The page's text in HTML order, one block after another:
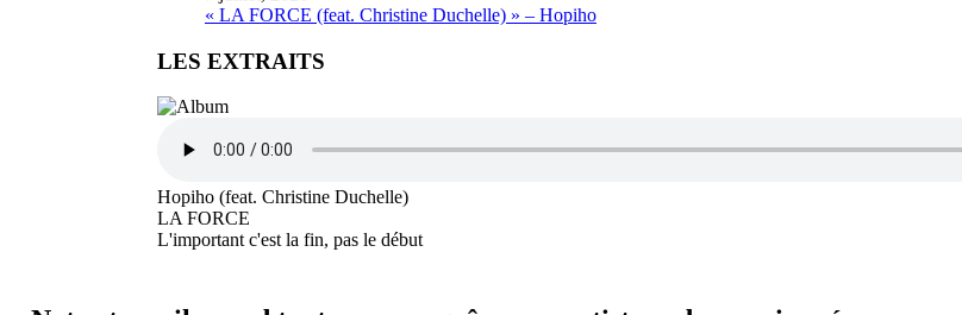
« LA FORCE (feat. Christine Duchelle) » – Hopiho
LES EXTRAITS
Hopiho (feat. Christine Duchelle)
LA FORCE
L'important c'est la fin, pas le début